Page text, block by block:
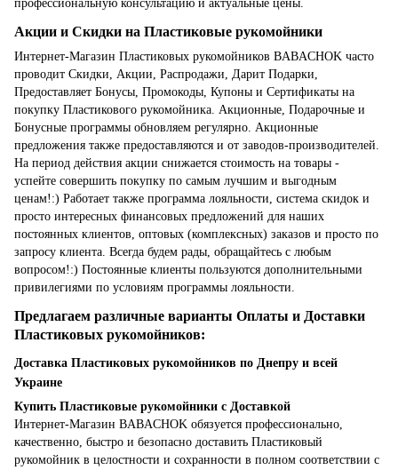
профессиональную консультацию и актуальные цены.
Акции и Скидки на Пластиковые рукомойники
Интернет-Магазин Пластиковых рукомойников BABACHOK часто
проводит Скидки, Акции, Распродажи, Дарит Подарки,
Предоставляет Бонусы, Промокоды, Купоны и Сертификаты на
покупку Пластикового рукомойника. Акционные, Подарочные и
Бонусные программы обновляем регулярно. Акционные
предложения также предоставляются и от заводов-производителей.
На период действия акции снижается стоимость на товары -
успейте совершить покупку по самым лучшим и выгодным
ценам!:) Работает также программа лояльности, система скидок и
просто интересных финансовых предложений для наших
постоянных клиентов, оптовых (комплексных) заказов и просто по
запросу клиента. Всегда будем рады, обращайтесь с любым
вопросом!:) Постоянные клиенты пользуются дополнительными
привилегиями по условиям программы лояльности.
Предлагаем различные варианты Оплаты и Доставки
Пластиковых рукомойников:
Доставка Пластиковых рукомойников по Днепру и всей
Украине
Купить Пластиковые рукомойники с Доставкой
Интернет-Магазин BABACHOK обязуется профессионально,
качественно, быстро и безопасно доставить Пластиковый
рукомойник в целостности и сохранности в полном соответствии с